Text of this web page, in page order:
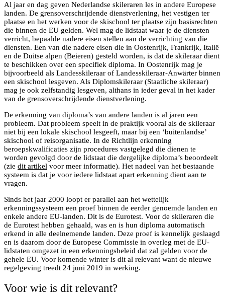
Al jaar en dag geven Nederlandse skileraren les in andere Europese
landen. De grensoverschrijdende dienstverlening, het vestigen ter
plaatse en het werken voor de skischool ter plaatse zijn basisrechten
die binnen de EU gelden. Wel mag de lidstaat waar je de diensten
verricht, bepaalde nadere eisen stellen aan de verrichting van die
diensten. Een van die nadere eisen die in Oostenrijk, Frankrijk, Italië
en de Duitse alpen (Beieren) gesteld worden, is dat de skileraar dient
te beschikken over een specifiek diploma. In Oostenrijk mag je
bijvoorbeeld als Landesskileraar of Landesskileraar-Anwärter binnen
een skischool lesgeven. Als Diplomskileraar (Staatliche skileraar)
mag je ook zelfstandig lesgeven, althans in ieder geval in het kader
van de grensoverschrijdende dienstverlening.
De erkenning van diploma’s van andere landen is al jaren een
probleem. Dat probleem speelt in de praktijk vooral als de skileraar
niet bij een lokale skischool lesgeeft, maar bij een ‘buitenlandse’
skischool of reisorganisatie. In de Richtlijn erkenning
beroepskwalificaties zijn procedures vastgelegd die dienen te
worden gevolgd door de lidstaat die dergelijke diploma’s beoordeelt
(zie dit artikel voor meer informatie). Het nadeel van het bestaande
systeem is dat je voor iedere lidstaat apart erkenning dient aan te
vragen.
Sinds het jaar 2000 loopt er parallel aan het wettelijk
erkenningssysteem een proef binnen de eerder genoemde landen en
enkele andere EU-landen. Dit is de Eurotest. Voor de skileraren die
de Eurotest hebben gehaald, was en is hun diploma automatisch
erkend in alle deelnemende landen. Deze proef is kennelijk geslaagd
en is daarom door de Europese Commissie in overleg met de EU-
lidstaten omgezet in een erkenningsbeleid dat zal gelden voor de
gehele EU. Voor komende winter is dit al relevant want de nieuwe
regelgeving treedt 24 juni 2019 in werking.
Voor wie is dit relevant?